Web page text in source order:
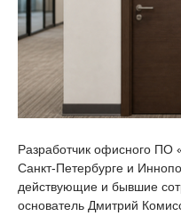
Разработчик офисного
Санкт-Петербурге и
действующие и бывшие
основатель Дмитрий